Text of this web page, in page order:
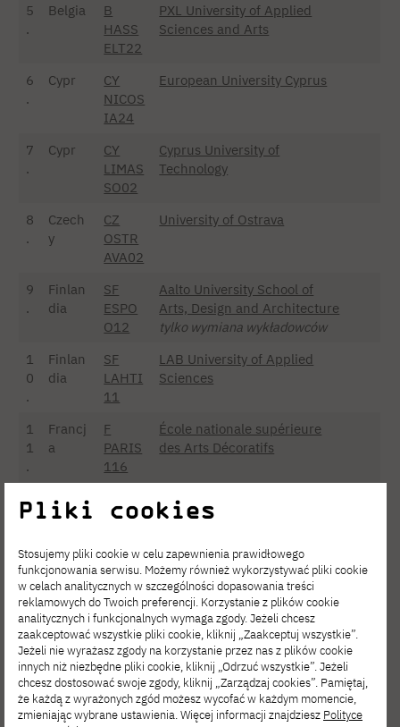
5
.
Belgia
B
HASS
ELT22
PXL University of Applied
Sciences and Arts
6
.
Cypr
CY
NICOS
IA24
European University Cyprus
7
.
Cypr
CY
LIMAS
SO02
Cyprus University of
Technology
8
.
Czech
y
CZ
OSTR
AVA02
University of Ostrava
9
.
Finlan
dia
SF
ESPO
O12
Aalto University School of
Arts, Design and Architecture
tylko wymiana wykładowców
1
0
.
Finlan
dia
SF
LAHTI
11
LAB University of Applied
Sciences
1
1
.
Francj
a
F
PARIS
116
École nationale supérieure
des Arts Décoratifs
1
2
Francj
a
PARIS
Lycée Claude Nicolas Ledoux
– EBTP
1
3
.
Francj
a
F
ISSY-
MO02
Strate School of Design
1
4
.
Francj
a
F
NANT
ES43
L’École de design Nantes
Atlantique
1
Francj
F
Lycée Bréquigny
Pliki cookies
Stosujemy pliki cookie w celu zapewnienia prawidłowego
funkcjonowania serwisu. Możemy również wykorzystywać pliki cookie
w celach analitycznych w szczególności dopasowania treści
reklamowych do Twoich preferencji. Korzystanie z plików cookie
analitycznych i funkcjonalnych wymaga zgody. Jeżeli chcesz
zaakceptować wszystkie pliki cookie, kliknij „Zaakceptuj wszystkie”.
Jeżeli nie wyrażasz zgody na korzystanie przez nas z plików cookie
innych niż niezbędne pliki cookie, kliknij „Odrzuć wszystkie”. Jeżeli
chcesz dostosować swoje zgody, kliknij „Zarządzaj cookies”. Pamiętaj,
że każdą z wyrażonych zgód możesz wycofać w każdym momencie,
zmieniając wybrane ustawienia. Więcej informacji znajdziesz Polityce